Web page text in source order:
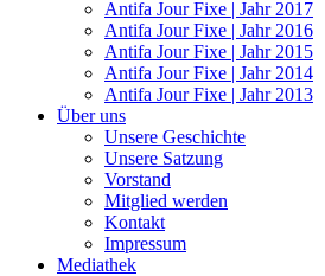
Antifa Jour Fixe | Jahr 2017
Antifa Jour Fixe | Jahr 2016
Antifa Jour Fixe | Jahr 2015
Antifa Jour Fixe | Jahr 2014
Antifa Jour Fixe | Jahr 2013
Über uns
Unsere Geschichte
Unsere Satzung
Vorstand
Mitglied werden
Kontakt
Impressum
Mediathek